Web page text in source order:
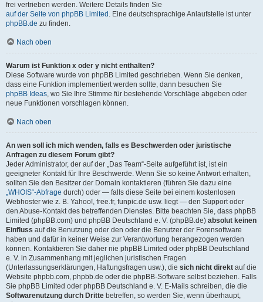
frei vertrieben werden. Weitere Details finden Sie
auf der Seite von phpBB Limited . Eine deutschsprachige Anlaufstelle ist unter
phpBB.de zu finden.
Nach oben
Warum ist Funktion x oder y nicht enthalten?
Diese Software wurde von phpBB Limited geschrieben. Wenn Sie denken,
dass eine Funktion implementiert werden sollte, dann besuchen Sie
phpBB Ideas, wo Sie Ihre Stimme für bestehende Vorschläge abgeben oder
neue Funktionen vorschlagen können.
Nach oben
An wen soll ich mich wenden, falls es Beschwerden oder juristische
Anfragen zu diesem Forum gibt?
Jeder Administrator, der auf der „Das Team“-Seite aufgeführt ist, ist ein
geeigneter Kontakt für Ihre Beschwerde. Wenn Sie so keine Antwort erhalten,
sollten Sie den Besitzer der Domain kontaktieren (führen Sie dazu eine
„WHOIS“-Abfrage durch) oder — falls diese Seite bei einem kostenlosen
Webhoster wie z. B. Yahoo!, free.fr, funpic.de usw. liegt — den Support oder
den Abuse-Kontakt des betreffenden Dienstes. Bitte beachten Sie, dass phpBB
Limited (phpBB.com) und phpBB Deutschland e. V. (phpBB.de) absolut keinen
Einfluss auf die Benutzung oder den oder die Benutzer der Forensoftware
haben und dafür in keiner Weise zur Verantwortung herangezogen werden
können. Kontaktieren Sie daher nie phpBB Limited oder phpBB Deutschland
e. V. in Zusammenhang mit jeglichen juristischen Fragen
(Unterlassungserklärungen, Haftungsfragen usw.), die sich nicht direkt auf die
Website phpbb.com, phpbb.de oder die phpBB-Software selbst beziehen. Falls
Sie phpBB Limited oder phpBB Deutschland e. V. E-Mails schreiben, die die
Softwarenutzung durch Dritte betreffen, so werden Sie, wenn überhaupt,